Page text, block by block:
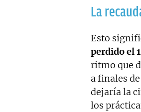
La
Esto
perdido el
ritmo que
a finales
dejaría la
los